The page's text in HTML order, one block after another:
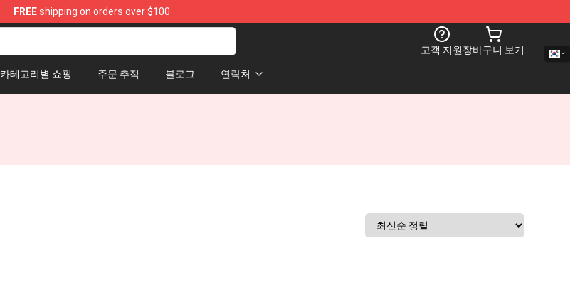
FREEshipping on orders over $100
고객 지원장바구니 보기
카테고리별 쇼핑 주문 추적 블로그 연락처